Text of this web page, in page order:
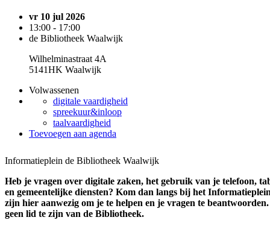
vr 10 jul 2026
13:00 - 17:00
de Bibliotheek Waalwijk
Wilhelminastraat 4A
5141HK Waalwijk
Volwassenen
digitale vaardigheid
spreekuur&inloop
taalvaardigheid
Toevoegen aan agenda
Informatieplein de Bibliotheek Waalwijk
Heb je vragen over digitale zaken, het gebruik van je telefoon,
en gemeentelijke diensten? Kom dan langs bij het
zijn hier aanwezig om je te helpen en je vragen te
geen lid te zijn van de Bibliotheek.